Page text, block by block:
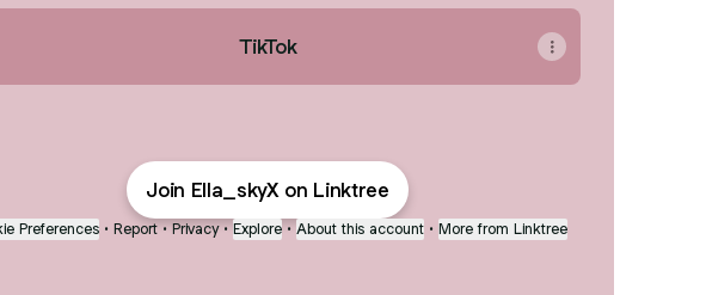
TikTok
Join Ella_skyX on Linktree
Preferences • Report • Privacy • Explore • About this account • More from Linktree